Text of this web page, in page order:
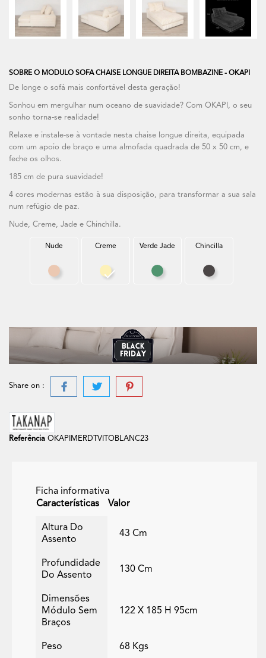
SOBRE O MODULO SOFA CHAISE LONGUE DIREITA BOMBAZINE - OKAPI
De longe o sofá mais confortável desta geração!
Sonhou em mergulhar num oceano de suavidade? Com OKAPI, o seu
sonho torna-se realidade!
Relaxe e instale-se à vontade nesta chaise longue direita, equipada
com um apoio de braço e uma almofada quadrada de 50 x 50 cm, e
feche os olhos.
185 cm de pura suavidade!
4 cores modernas estão à sua disposição, para transformar a sua sala
num refúgio de paz.
Nude, Creme, Jade e Chinchilla.
Nude
Nude
Creme
Creme
Verde Jade
Verde Jade
Chincilla
Chincilla
Share on :
Referência OKAPIMERDTVITOBLANC23
Ficha informativa
Características
Valor
Altura Do
Assento
43 Cm
Profundidade
Do Assento
130 Cm
Dimensões
Módulo Sem
Braços
122 X 185 H 95cm
Peso 68 Kgs